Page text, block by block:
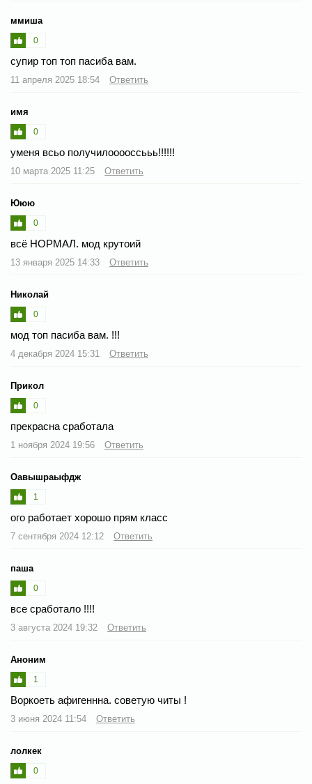
ммиша
0
супир топ топ пасиба вам.
11 апреля 2025 18:54 Ответить
имя
0
уменя всьо получилооооссььь!!!!!!
10 марта 2025 11:25 Ответить
Ююю
0
всё НОРМАЛ. мод крутоий
13 января 2025 14:33 Ответить
Николай
0
мод топ пасиба вам. !!!
4 декабря 2024 15:31 Ответить
Прикол
0
прекрасна сработала
1 ноября 2024 19:56 Ответить
Оавышраыфдж
1
ого работает хорошо прям класс
7 сентября 2024 12:12 Ответить
паша
0
все сработало !!!!
3 августа 2024 19:32 Ответить
Аноним
1
Воркоеть афигеннна. советую читы !
3 июня 2024 11:54 Ответить
лолкек
0